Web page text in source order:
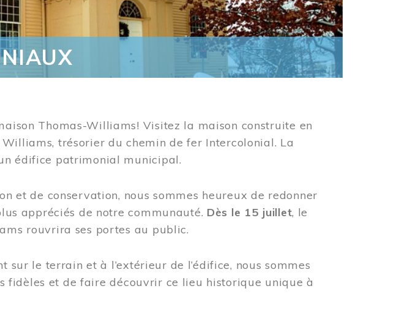
Thomas-Williams! Visitez la maison construite en
trésorier du chemin de fer Intercolonial. La
édifice patrimonial municipal.
et de conservation, nous sommes heureux de redonner
appréciés de notre communauté. Dès le 15 juillet, le
rouvrira ses portes au public.
le terrain et à l’extérieur de l’édifice, nous sommes
fidèles et de faire découvrir ce lieu historique unique à